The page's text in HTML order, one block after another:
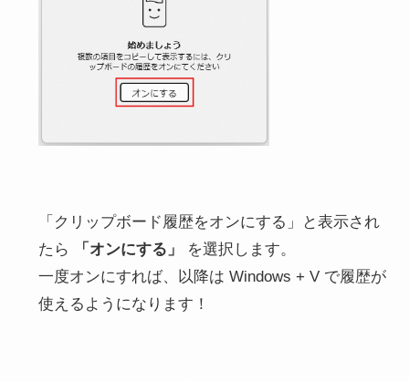
「クリップボード履歴をオンにする」と表示され
たら
「オンにする」
を選択します。
一度オンにすれば、以降は Windows + V で履歴が
使えるようになります！